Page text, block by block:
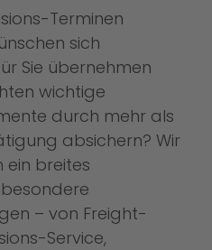
Terminen
sich
Sie übernehmen
wichtige
durch mehr als
absichern? Wir
ein breites
– von Freight-
Service,